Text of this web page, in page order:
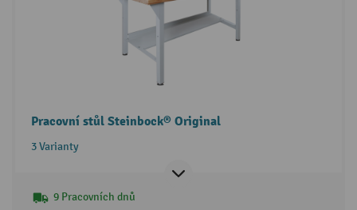
Pracovní stůl Steinbock® Original
3 Varianty
9 Pracovních dnů